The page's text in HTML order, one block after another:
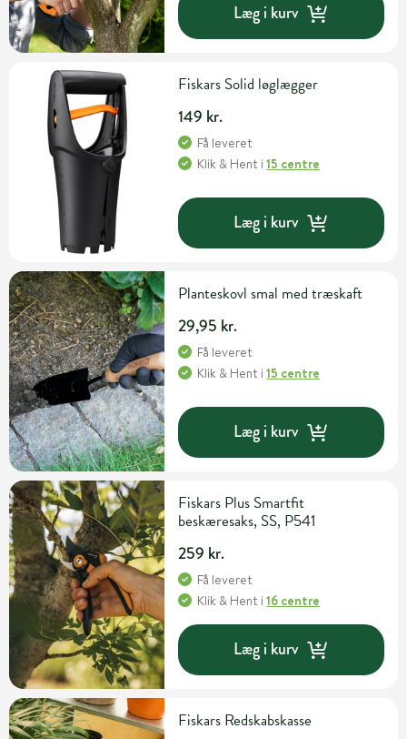
Læg i kurv
Fiskars Solid løglægger
149 kr.
Få leveret
Klik & Hent i15 centre
Læg i kurv
Planteskovl smal med træskaft
29,95 kr.
Få leveret
Klik & Hent i15 centre
Læg i kurv
Fiskars Plus Smartfit
beskæresaks, SS, P541
259 kr.
Få leveret
Klik & Hent i16 centre
Læg i kurv
Fiskars Redskabskasse